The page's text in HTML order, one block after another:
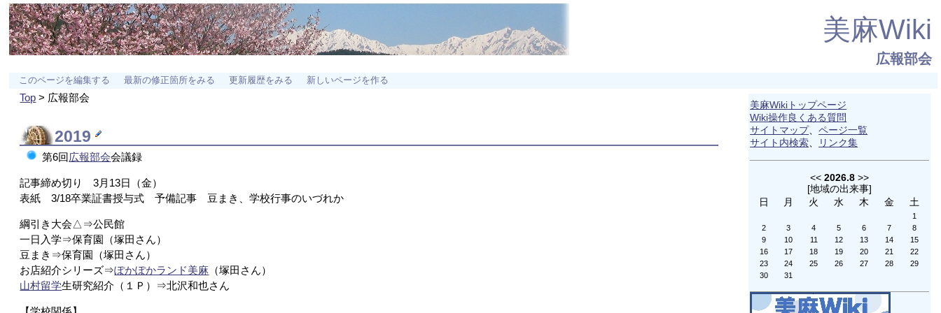
美麻Wiki
広報部会
このページを編集する 最新の修正箇所をみる 更新履歴をみる 新しいページを作る
Top > 広報部会
2019
第6回広報部会会議録
記事締め切り 3月13日（金）
表紙 3/18卒業証書授与式 予備記事 豆まき、学校行事のいづれか
綱引き大会△⇒公民館
一日入学⇒保育園（塚田さん）
豆まき⇒保育園（塚田さん）
お店紹介シリーズ⇒ぽかぽかランド美麻 （塚田さん）
山村留学生研究紹介（１Ｐ）⇒北沢和也さん
美麻Wikiトップページ
Wiki操作良くある質問
サイトマップ、ページ一覧
サイト内検索、 リンク集
<< 2026.8 >>
[地域の出来事]
日
月 火 水 木 金 土
1
2
3 4 5 6 7
8
9
10 11 12 13 14
15
16
17 18 19 20 21
22
23
24 25 26 27 28
29
30
31